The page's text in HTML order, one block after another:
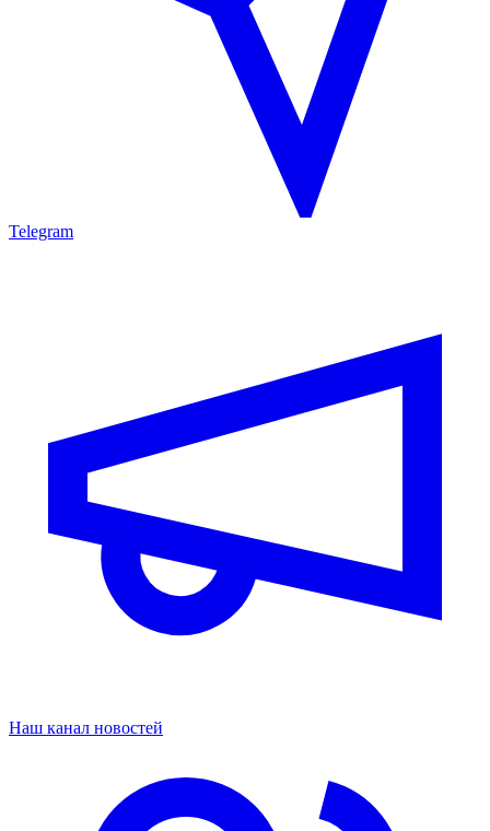
Telegram
Наш канал новостей